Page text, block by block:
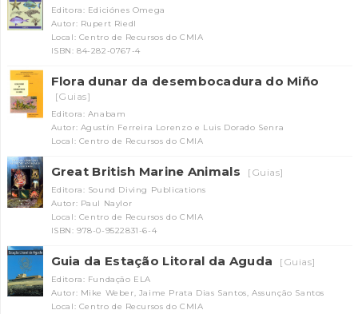
Editora: Ediciónes Omega
Autor: Rupert Riedl
Local: Centro de Recursos do CMIA
ISBN: 84-282-0767-4
Flora dunar da desembocadura do Miño
[Guias]
Editora: Anabam
Autor: Agustín Ferreira Lorenzo e Luis Dorado Senra
Local: Centro de Recursos do CMIA
Great British Marine Animals [Guias]
Editora: Sound Diving Publications
Autor: Paul Naylor
Local: Centro de Recursos do CMIA
ISBN: 978-0-9522831-6-4
Guia da Estação Litoral da Aguda [Guias]
Editora: Fundação ELA
Autor: Mike Weber, Jaime Prata Dias Santos, Assunção Santos
Local: Centro de Recursos do CMIA